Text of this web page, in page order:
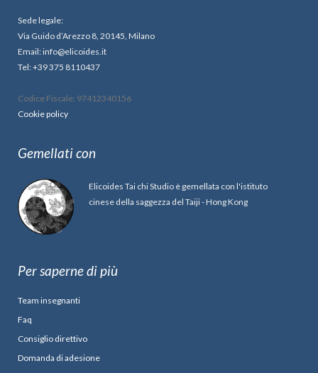
Sede legale:
Via Guido d’Arezzo 8, 20145, Milano
Email: info@elicoides.it
Tel: +39 375 8110437
Codice Fiscale: 97412340156
Cookie policy
Gemellati con
Elicoides Tai chi Studio è gemellata con l'istituto
cinese della saggezza del Taiji - Hong Kong
Per saperne di più
Team insegnanti
Faq
Consiglio direttivo
Domanda di adesione